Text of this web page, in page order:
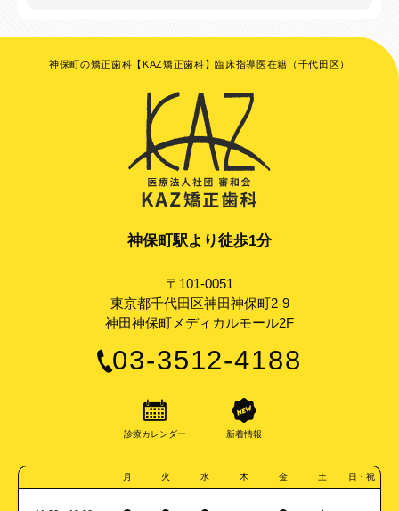
神保町の矯正歯科【KAZ矯正歯科】臨床指導医在籍（千代田区）
神保町駅より徒歩1分
〒101-0051
東京都千代田区神田神保町2-9
神田神保町メディカルモール2F
03-3512-4188
診療カレンダー 新着情報
月 火 水 木 金 土 日・祝